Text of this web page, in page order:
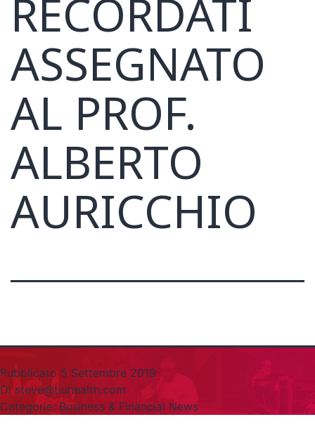
RECORDATI
ASSEGNATO
AL PROF.
ALBERTO
AURICCHIO
Pubblicato 5 Settembre 2019
Di steve@tiuhealth.com
Categorie:Business & Financial News